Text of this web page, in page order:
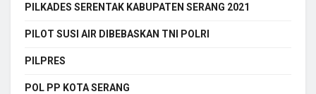
PILKADES SERENTAK KABUPATEN SERANG 2021
PILOT SUSI AIR DIBEBASKAN TNI POLRI
PILPRES
POL PP KOTA SERANG